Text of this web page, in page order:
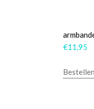
€11,95
Bestellen